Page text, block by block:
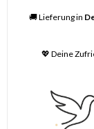
🚚 Lieferung in
💖 Deine